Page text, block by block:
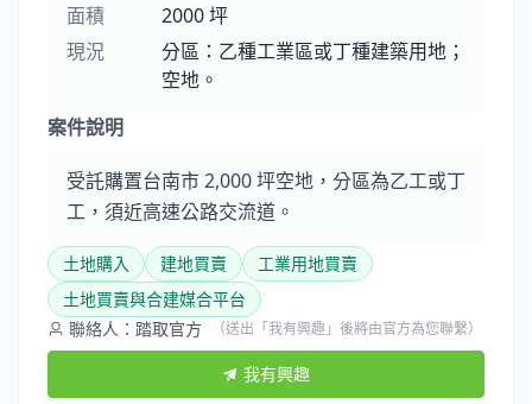
面積
2000 坪
現況
分區：乙種工業區或丁種建築用地；
空地。
案件說明
受託購置台南市 2,000 坪空地，分區為乙工或丁
工，須近高速公路交流道。
土地購入 建地買賣
工業用地買賣
土地買賣與合建媒合平台
聯絡人：踏取官方
（送出「我有興趣」後將由官方為您聯繫）
我有興趣